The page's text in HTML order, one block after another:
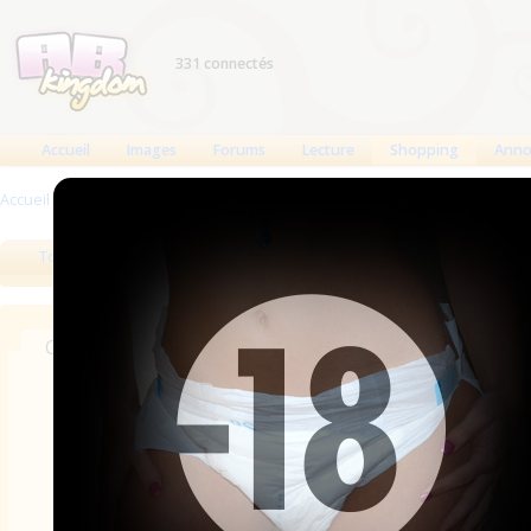
331 connectés
Accueil Images Forums Lecture Shopping
Accueil >
Tous les produits
Chercher dans les revendeurs
Nom
Catégories
Marque